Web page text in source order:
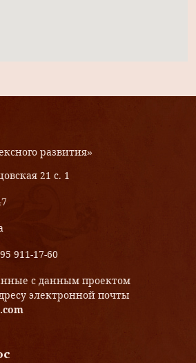
развития»
21 с. 1
911-17-60
с данным проектом
электронной почты